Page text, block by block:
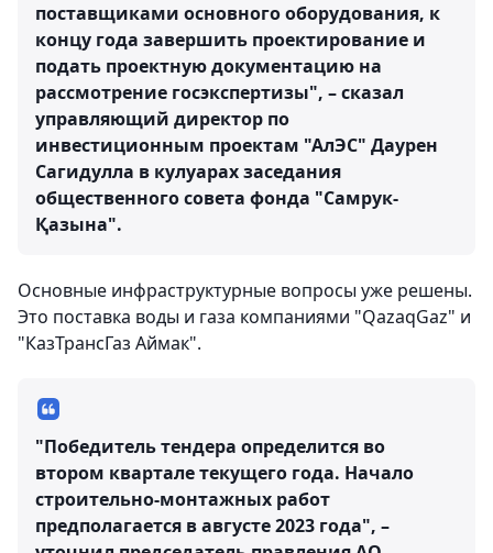
поставщиками основного оборудования, к
концу года завершить проектирование и
подать проектную документацию на
рассмотрение госэкспертизы", – сказал
управляющий директор по
инвестиционным проектам "АлЭС" Даурен
Сагидулла в кулуарах заседания
общественного совета фонда "Самрук-
Қазына".
Основные инфраструктурные вопросы уже решены.
Это поставка воды и газа компаниями "QazaqGaz" и
"КазТрансГаз Аймак".
"Победитель тендера определится во
втором квартале текущего года. Начало
строительно-монтажных работ
предполагается в августе 2023 года", –